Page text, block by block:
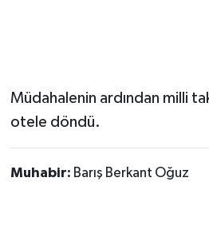
Müdahalenin ardından milli
otele döndü.
Muhabir: Barış Berkant Oğuz